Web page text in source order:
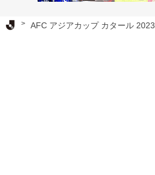
Ｊリーグ TOP
AFC アジアカップ カタール 2023